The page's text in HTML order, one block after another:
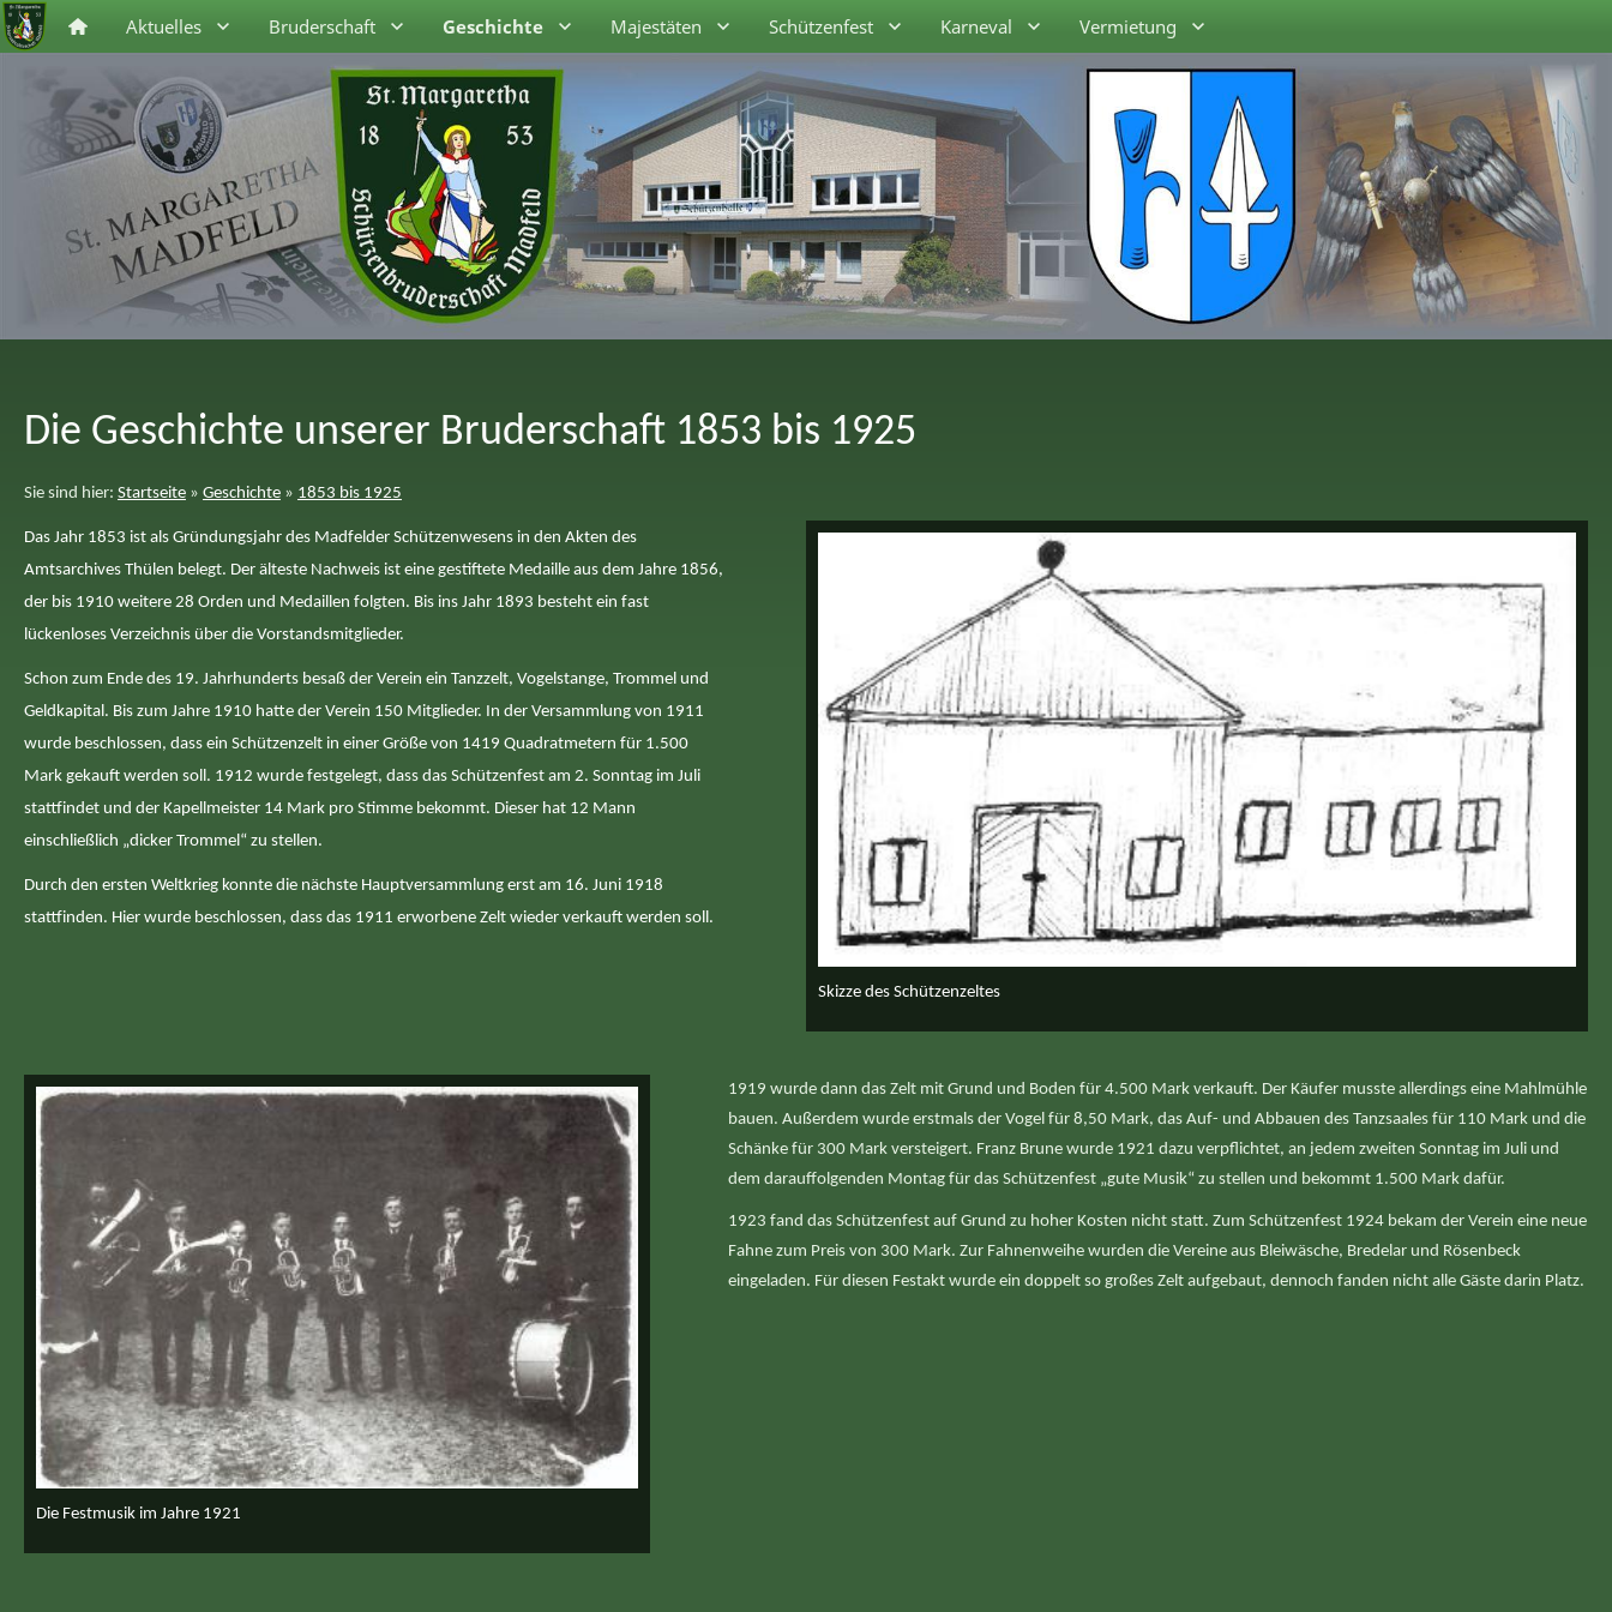
Aktuelles Bruderschaft Geschichte Majestäten Schützenfest Karneval Vermietung
Die Geschichte unserer Bruderschaft 1853 bis 1925
Sie sind hier: Startseite » Geschichte » 1853 bis 1925
Skizze des Schützenzeltes
Das Jahr 1853 ist als Gründungsjahr des Madfelder Schützenwesens in den Akten des
Amtsarchives Thülen belegt. Der älteste Nachweis ist eine gestiftete Medaille aus dem Jahre 1856,
der bis 1910 weitere 28 Orden und Medaillen folgten. Bis ins Jahr 1893 besteht ein fast
lückenloses Verzeichnis über die Vorstandsmitglieder.
Schon zum Ende des 19. Jahrhunderts besaß der Verein ein Tanzzelt, Vogelstange, Trommel und
Geldkapital. Bis zum Jahre 1910 hatte der Verein 150 Mitglieder. In der Versammlung von 1911
wurde beschlossen, dass ein Schützenzelt in einer Größe von 1419 Quadratmetern für 1.500
Mark gekauft werden soll. 1912 wurde festgelegt, dass das Schützenfest am 2. Sonntag im Juli
stattfindet und der Kapellmeister 14 Mark pro Stimme bekommt. Dieser hat 12 Mann
einschließlich „dicker Trommel“ zu stellen.
Durch den ersten Weltkrieg konnte die nächste Hauptversammlung erst am 16. Juni 1918
stattfinden. Hier wurde beschlossen, dass das 1911 erworbene Zelt wieder verkauft werden soll.
Die Festmusik im Jahre 1921
1919 wurde dann das Zelt mit Grund und Boden für 4.500 Mark verkauft. Der Käufer musste allerdings eine Mahlmühle
bauen. Außerdem wurde erstmals der Vogel für 8,50 Mark, das Auf- und Abbauen des Tanzsaales für 110 Mark und die
Schänke für 300 Mark versteigert. Franz Brune wurde 1921 dazu verpflichtet, an jedem zweiten Sonntag im Juli und
dem darauffolgenden Montag für das Schützenfest „gute Musik“ zu stellen und bekommt 1.500 Mark dafür.
1923 fand das Schützenfest auf Grund zu hoher Kosten nicht statt. Zum Schützenfest 1924 bekam der Verein eine neue
Fahne zum Preis von 300 Mark. Zur Fahnenweihe wurden die Vereine aus Bleiwäsche, Bredelar und Rösenbeck
eingeladen. Für diesen Festakt wurde ein doppelt so großes Zelt aufgebaut, dennoch fanden nicht alle Gäste darin Platz.